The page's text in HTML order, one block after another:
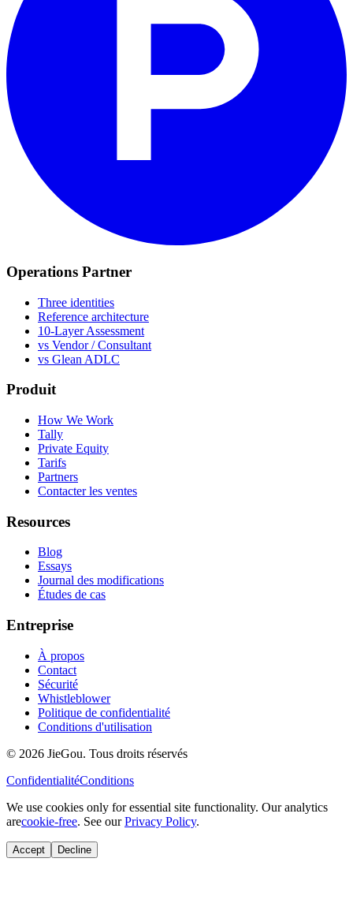
Operations Partner
Three identities
Reference architecture
10-Layer Assessment
vs Vendor / Consultant
vs Glean ADLC
Produit
How We Work
Tally
Private Equity
Tarifs
Partners
Contacter les ventes
Resources
Blog
Essays
Journal des modifications
Études de cas
Entreprise
À propos
Contact
Sécurité
Whistleblower
Politique de confidentialité
Conditions d'utilisation
© 2026 JieGou. Tous droits réservés
ConfidentialitéConditions
We use cookies only for essential site functionality. Our analytics
arecookie-free. See ourPrivacy Policy.
Accept Decline